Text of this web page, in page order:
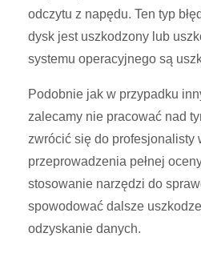
odczytu z napędu. Ten typ
dysk jest uszkodzony lub
systemu operacyjnego są
Podobnie jak w przypadku
zalecamy nie pracować nad
zwrócić się do profesjonalisty
przeprowadzenia pełnej
stosowanie narzędzi do
spowodować dalsze
odzyskanie danych.